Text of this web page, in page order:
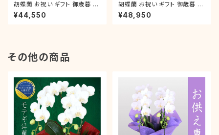
胡蝶蘭 お祝い ギフト 御歳暮 叙
勲 就任祝い 木札付き 大輪 「ホ
ワイトロッキー」5本立【 2L 】ラ
¥44,550
胡蝶蘭 お祝い ギフト 御歳暮 叙
勲 就任祝い 木札付き 大輪 「ホ
ワイトロッキー」5本立【 3L 】ラ
¥48,950
その他の商品